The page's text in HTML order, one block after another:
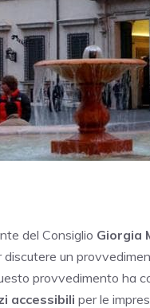
del Consiglio Giorgia
discutere un
provvedimento ha
accessibili per le